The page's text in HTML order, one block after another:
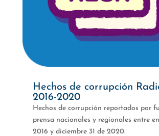
Hechos de corrupción
2016-2020
Hechos de corrupción reportados por
prensa nacionales y regionales entre
2016 y diciembre 31 de 2020.